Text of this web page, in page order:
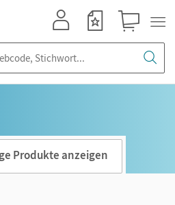
Produkte anzeigen